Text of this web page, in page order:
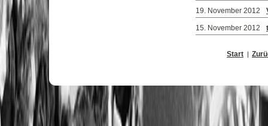
19. November 2012
15. November 2012
Start